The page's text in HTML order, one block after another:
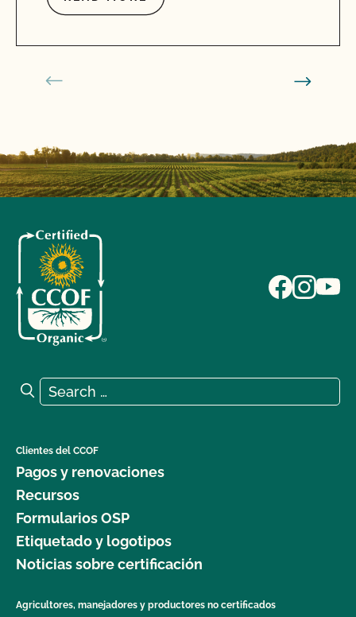
Search for:
Search
Clientes del CCOF
Pagos y renovaciones
Recursos
Formularios OSP
Etiquetado y logotipos
Noticias sobre certificación
Agricultores, manejadores y productores no certificados